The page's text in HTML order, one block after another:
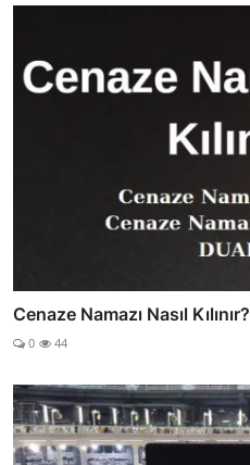
Cenaze Namazı Nasıl Kılınır?
0 44